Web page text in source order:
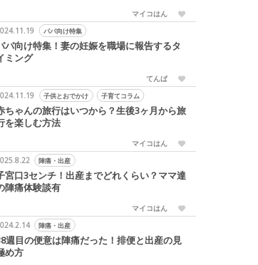
マイコはん
パパ向け特集
パ向け特集！妻の妊娠を職場に報告するタ
ミング
てんぱ
子供とおでかけ 子育てコラム
ちゃんの旅行はいつから？生後3ヶ月から旅
を楽しむ方法
マイコはん
陣痛・出産
宮口3センチ！出産までどれくらい？ママ達
陣痛体験談有
マイコはん
陣痛・出産
週目の便意は陣痛だった！排便と出産の見
め方